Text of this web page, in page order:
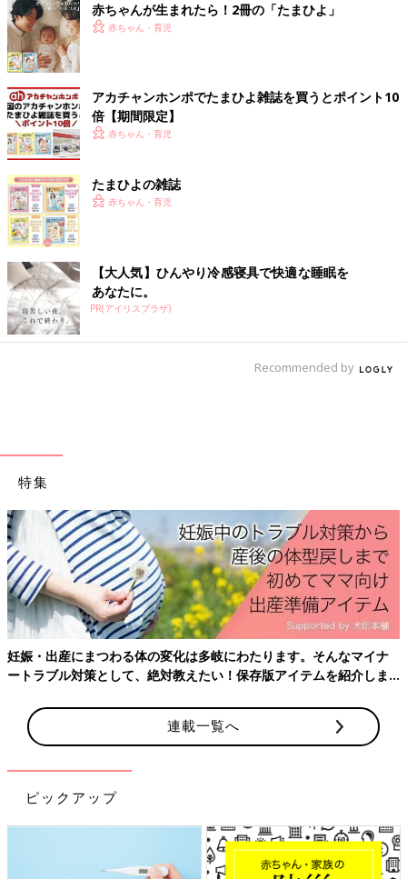
「ホワイトシチュー。市販のルゥは使わず、牛乳と小麦粉など
で」
「朝ごはんのシリアルに使うとすぐになくなります。ケロッグや
グラノーラも美味しいです」
毎日のごはん作り、大活躍する調味料もあれ
ば、買ってみたはいいけれど活用しきれなかっ
ちんさんにオススメの調味料活用術について教
えてもらいました。
冬だけではなく、夏にも楽しめそうなレシピが満載です。カッテ
ージチーズなどは普段からも作ってみたくなりますね。普段の食
卓を少しゴージャスにしてくれそう！ぜひ牛乳が余っているとき
に試してみてはいかがでしょうか。
赤ちゃんが生まれたら！2冊の「たまひよ」
赤ちゃん・育児
アカチャンホンポでたまひよ雑誌を買うとポイント10
倍【期間限定】
赤ちゃん・育児
たまひよの雑誌
赤ちゃん・育児
【大人気】ひんやり冷感寝具で快適な睡眠を
あなたに。
PR(アイリスプラザ)
Recommended by
特集
妊娠・出産にまつわる体の変化は多岐にわたります。そんなマイナ
ートラブル対策として、絶対教えたい！保存版アイテムを紹介しま
連載一覧へ
ピックアップ